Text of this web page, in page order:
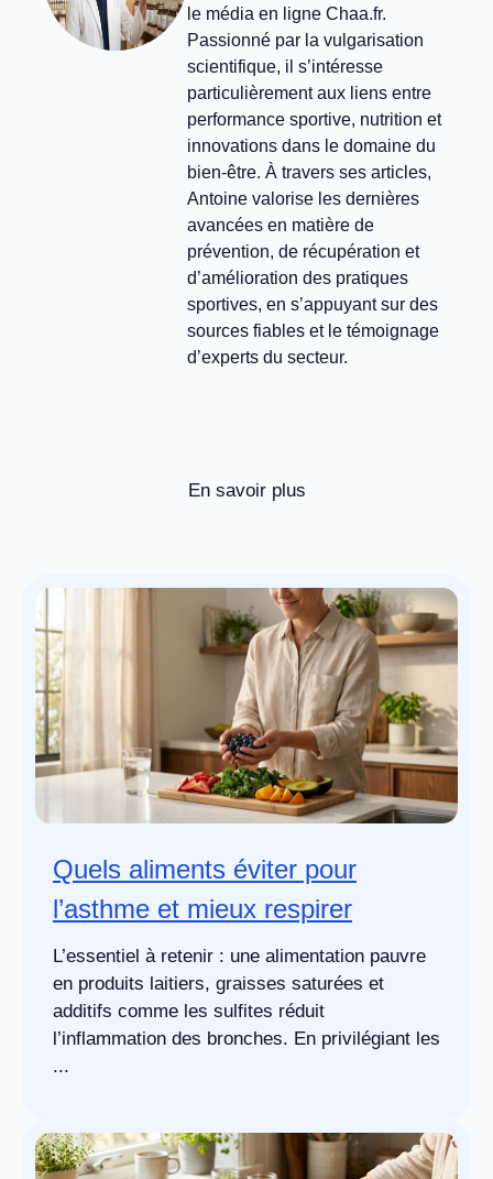
le média en ligne Chaa.fr.
Passionné par la vulgarisation
scientifique, il s’intéresse
particulièrement aux liens entre
performance sportive, nutrition et
innovations dans le domaine du
bien-être. À travers ses articles,
Antoine valorise les dernières
avancées en matière de
prévention, de récupération et
d’amélioration des pratiques
sportives, en s’appuyant sur des
sources fiables et le témoignage
d’experts du secteur.
En savoir plus
Quels aliments éviter pour
l’asthme et mieux respirer
L’essentiel à retenir : une alimentation pauvre
en produits laitiers, graisses saturées et
additifs comme les sulfites réduit
l’inflammation des bronches. En privilégiant les
...